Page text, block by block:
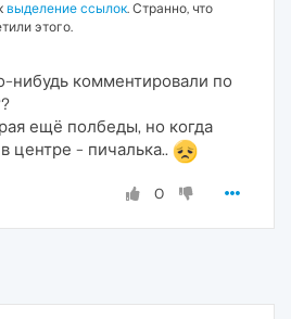
выделение ссылок. Странно, что
этого.
нибудь комментировали по
ещё полбеды, но когда
центре - пичалька..
0